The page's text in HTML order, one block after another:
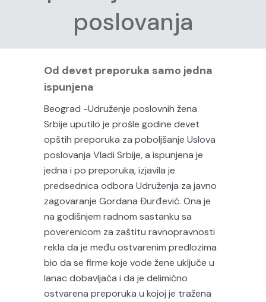
poslovanja
Od devet preporuka samo jedna
ispunjena
Beograd -Udruženje poslovnih žena
Srbije uputilo je prošle godine devet
opštih preporuka za poboljšanje Uslova
poslovanja Vladi Srbije, a ispunjena je
jedna i po preporuka, izjavila je
predsednica odbora Udruženja za javno
zagovaranje Gordana Đurđević. Ona je
na godišnjem radnom sastanku sa
poverenicom za zaštitu ravnopravnosti
rekla da je među ostvarenim predlozima
bio da se firme koje vode žene uključe u
lanac dobavljača i da je delimično
ostvarena preporuka u kojoj je tražena